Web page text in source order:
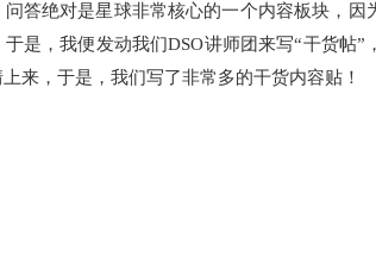
答绝对是星球非常核心的一个内容板块，因
是，我便发动我们DSO讲师团来写“干货帖
来，于是，我们写了非常多的干货内容贴！